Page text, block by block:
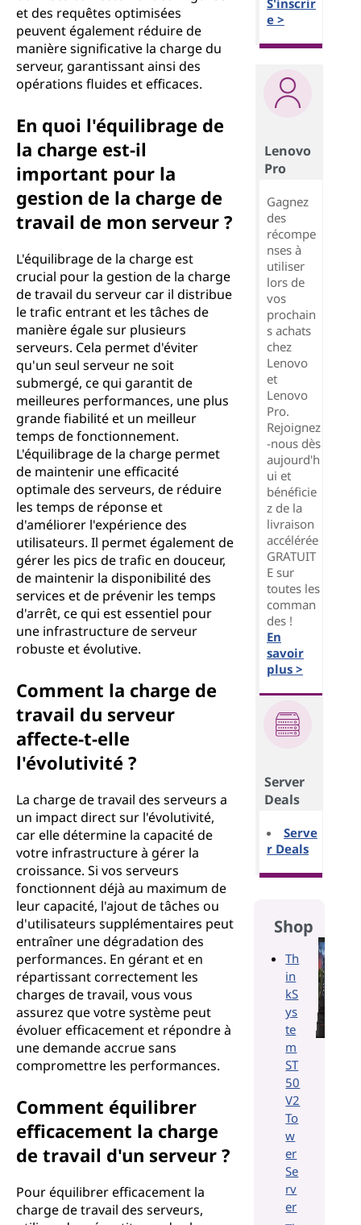
et des requêtes optimisées
peuvent également réduire de
manière significative la charge du
serveur, garantissant ainsi des
opérations fluides et efficaces.
En quoi l'équilibrage de
la charge est-il
important pour la
gestion de la charge de
travail de mon serveur ?
L'équilibrage de la charge est
crucial pour la gestion de la charge
de travail du serveur car il distribue
le trafic entrant et les tâches de
manière égale sur plusieurs
serveurs. Cela permet d'éviter
qu'un seul serveur ne soit
submergé, ce qui garantit de
meilleures performances, une plus
grande fiabilité et un meilleur
temps de fonctionnement.
L'équilibrage de la charge permet
de maintenir une efficacité
optimale des serveurs, de réduire
les temps de réponse et
d'améliorer l'expérience des
utilisateurs. Il permet également de
gérer les pics de trafic en douceur,
de maintenir la disponibilité des
services et de prévenir les temps
d'arrêt, ce qui est essentiel pour
une infrastructure de serveur
robuste et évolutive.
Comment la charge de
travail du serveur
affecte-t-elle
l'évolutivité ?
La charge de travail des serveurs a
un impact direct sur l'évolutivité,
car elle détermine la capacité de
votre infrastructure à gérer la
croissance. Si vos serveurs
fonctionnent déjà au maximum de
leur capacité, l'ajout de tâches ou
d'utilisateurs supplémentaires peut
entraîner une dégradation des
performances. En gérant et en
répartissant correctement les
charges de travail, vous vous
assurez que votre système peut
évoluer efficacement et répondre à
une demande accrue sans
compromettre les performances.
Comment équilibrer
efficacement la charge
de travail d'un serveur ?
Pour équilibrer efficacement la
charge de travail des serveurs,
S'inscrir
e >
Lenovo
Pro
Gagnez
des
récompe
nses à
utiliser
lors de
vos
prochain
s achats
chez
Lenovo
et
Lenovo
Pro.
Rejoignez
-nous dès
aujourd'h
ui et
bénéficie
z de la
livraison
accélérée
GRATUIT
E sur
toutes les
comman
des !
En
savoir
plus >
Server
Deals
Serve
r Deals
Shop
Th
in
kS
ys
te
m
ST
50
V2
To
w
er
Se
rv
er